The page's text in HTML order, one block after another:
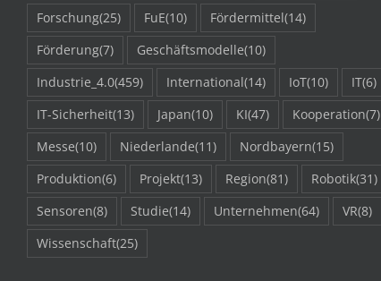
Forschung(25) FuE(10) Fördermittel(14)
Förderung(7) Geschäftsmodelle(10)
Industrie_4.0(459) International(14) IoT(10) IT(6)
IT-Sicherheit(13) Japan(10) KI(47) Kooperation(7)
Messe(10) Niederlande(11) Nordbayern(15)
Produktion(6) Projekt(13) Region(81) Robotik(31)
Sensoren(8) Studie(14) Unternehmen(64) VR(8)
Wissenschaft(25)